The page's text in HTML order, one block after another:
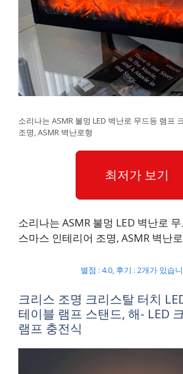
소리나는 ASMR 불멍 LED 벽난로 무드등 램프
조명, ASMR 벽난로형
최저가 보기
소리나는 ASMR 불멍 LED 벽난로
스마스 인테리어 조명, ASMR 벽난
별점 : 4.0, 후기 : 2개가 있습
크리스 조명 크리스탈 터치
테이블 램프 스탠드, 해- LED
램프 충전식